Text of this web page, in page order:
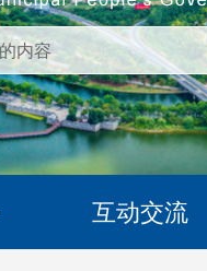
互动交流